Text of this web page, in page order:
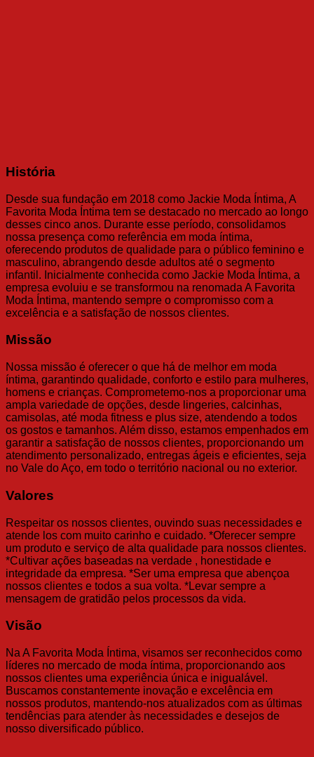
História
Desde sua fundação em 2018 como Jackie Moda Íntima, A
Favorita Moda Íntima tem se destacado no mercado ao longo
desses cinco anos. Durante esse período, consolidamos
nossa presença como referência em moda íntima,
oferecendo produtos de qualidade para o público feminino e
masculino, abrangendo desde adultos até o segmento
infantil. Inicialmente conhecida como Jackie Moda Íntima, a
empresa evoluiu e se transformou na renomada A Favorita
Moda Íntima, mantendo sempre o compromisso com a
excelência e a satisfação de nossos clientes.
Missão
Nossa missão é oferecer o que há de melhor em moda
íntima, garantindo qualidade, conforto e estilo para mulheres,
homens e crianças. Comprometemo-nos a proporcionar uma
ampla variedade de opções, desde lingeries, calcinhas,
camisolas, até moda fitness e plus size, atendendo a todos
os gostos e tamanhos. Além disso, estamos empenhados em
garantir a satisfação de nossos clientes, proporcionando um
atendimento personalizado, entregas ágeis e eficientes, seja
no Vale do Aço, em todo o território nacional ou no exterior.
Valores
Respeitar os nossos clientes, ouvindo suas necessidades e
atende los com muito carinho e cuidado. *Oferecer sempre
um produto e serviço de alta qualidade para nossos clientes.
*Cultivar ações baseadas na verdade , honestidade e
integridade da empresa. *Ser uma empresa que abençoa
nossos clientes e todos a sua volta. *Levar sempre a
mensagem de gratidão pelos processos da vida.
Visão
Na A Favorita Moda Íntima, visamos ser reconhecidos como
líderes no mercado de moda íntima, proporcionando aos
nossos clientes uma experiência única e inigualável.
Buscamos constantemente inovação e excelência em
nossos produtos, mantendo-nos atualizados com as últimas
tendências para atender às necessidades e desejos de
nosso diversificado público.